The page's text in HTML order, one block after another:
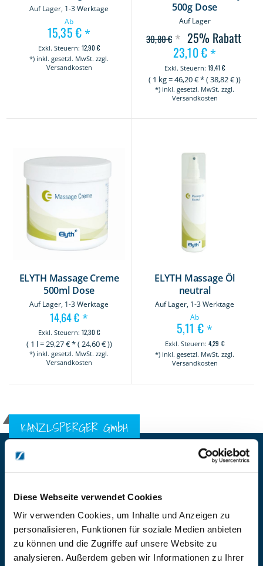
Diese Webseite verwendet Cookies
Wir verwenden Cookies, um Inhalte und Anzeigen zu
personalisieren, Funktionen für soziale Medien anbieten
zu können und die Zugriffe auf unsere Website zu
analysieren. Außerdem geben wir Informationen zu Ihrer
Auf Lager, 1-3 Werktage
Ab
15,35 €*
12,90 €
*) inkl. gesetzl. MwSt. zzgl.
Versandkosten
500g Dose
Auf Lager
30,80 €* 25% Rabatt
Sonderangebot
23,10 €*
19,41 €
( 1 kg=46,20€ * (38,82€ ))
*) inkl. gesetzl. MwSt. zzgl.
Versandkosten
ELYTH Massage Creme
500ml Dose
Auf Lager, 1-3 Werktage
14,64 € *
12,30 €
( 1 l=29,27€ * (24,60€ ))
*) inkl. gesetzl. MwSt. zzgl.
Versandkosten
ELYTH Massage Öl
neutral
Auf Lager, 1-3 Werktage
Ab
5,11 €*
4,29 €
*) inkl. gesetzl. MwSt. zzgl.
Versandkosten
KANZLSPERGER GmbH
KONTAKTIEREN SIE UNS
BÜRO HOTLINE
EMAIL
info@kanzlsperger.de